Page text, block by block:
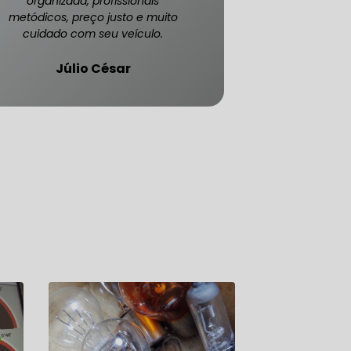
metódicos, preço justo e muito
cuidado com seu veículo.
Júlio César